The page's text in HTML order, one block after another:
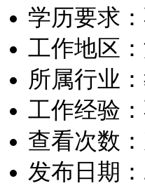
学历要求
工作地区
所属行业
工作经验
查看次数：
发布日期